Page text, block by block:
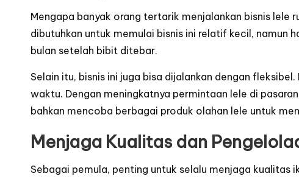
Mengapa banyak orang tertarik menjalankan bisnis lele
dibutuhkan untuk memulai bisnis ini relatif kecil, namun
bulan setelah bibit ditebar.
Selain itu, bisnis ini juga bisa dijalankan dengan
waktu. Dengan meningkatnya permintaan lele di
bahkan mencoba berbagai produk olahan lele untuk
Menjaga Kualitas dan
Sebagai pemula, penting untuk selalu menjaga kualitas